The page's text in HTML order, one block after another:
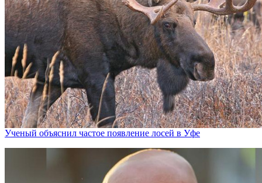
Ученый объяснил частое появление лосей в Уфе